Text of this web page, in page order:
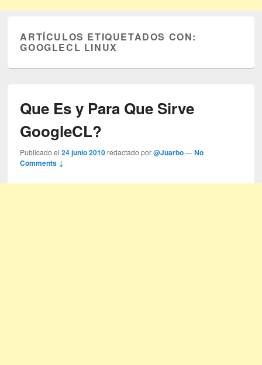
ARTÍCULOS ETIQUETADOS CON:
GOOGLECL LINUX
Que Es y Para Que Sirve
GoogleCL?
Publicado el24 junio 2010 redactado por@Juarbo —No
Comments ↓